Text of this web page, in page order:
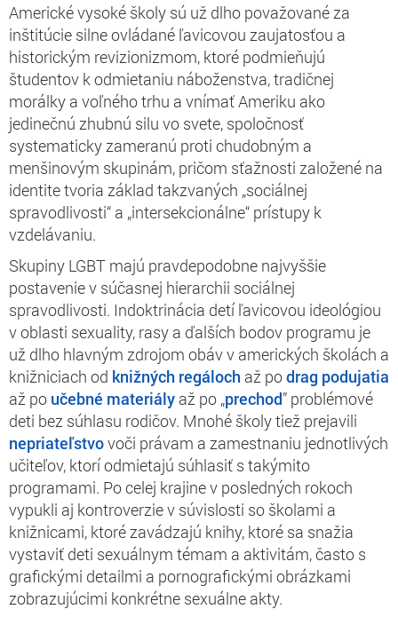
Americké vysoké školy sú už dlho považované za
inštitúcie silne ovládané ľavicovou zaujatosťou a
historickým revizionizmom, ktoré podmieňujú
študentov k odmietaniu náboženstva, tradičnej
morálky a voľného trhu a vnímať Ameriku ako
jedinečnú zhubnú silu vo svete, spoločnosť
systematicky zameranú proti chudobným a
menšinovým skupinám, pričom sťažnosti založené na
identite tvoria základ takzvaných „sociálnej
spravodlivosti“ a „intersekcionálne“ prístupy k
vzdelávaniu.
Skupiny LGBT majú pravdepodobne najvyššie
postavenie v súčasnej hierarchii sociálnej
spravodlivosti. Indoktrinácia detí ľavicovou ideológiou
v oblasti sexuality, rasy a ďalších bodov programu je
už dlho hlavným zdrojom obáv v amerických školách a
knižniciach od knižných regáloch až podrag podujatia
až po učebné materiály až po „prechod” problémové
deti bez súhlasu rodičov. Mnohé školy tiež prejavili
nepriateľstvovoči právam a zamestnaniu jednotlivých
učiteľov, ktorí odmietajú súhlasiť s takýmito
programami. Po celej krajine v posledných rokoch
vypukli aj kontroverzie v súvislosti so školami a
knižnicami, ktoré zavádzajú knihy, ktoré sa snažia
vystaviť deti sexuálnym témam a aktivitám, často s
grafickými detailmi a pornografickými obrázkami
zobrazujúcimi konkrétne sexuálne akty.